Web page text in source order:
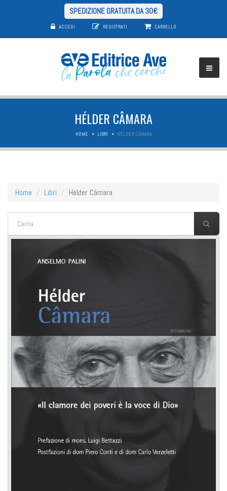
SPEDIZIONE GRATUITA DA 30€
ACCEDI REGISTRATI CARRELLO
HÉLDER CÂMARA
HOME LIBRI HÉLDER CÂMARA
Home Libri Hélder Câmara
FORM DI RICERCA